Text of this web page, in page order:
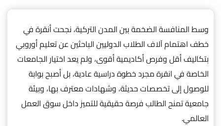
وسط المنافسة الضخمة بين المدن التركية، نجحت أنقرة في
خطف اهتمام آلاف الطلاب الدوليين الباحثين عن تعليم أوروبي
بتكاليف أقل وفرص أكاديمية أقوى، ولم يعد اختيار الجامعات
الخاصة في انقرة مجرد خطوة دراسية عادية، بل أصبح بوابة
للوصول إلى تخصصات حديثة، وشهادات معترف بها، وبيئة
جامعية تمنح الطالب فرصة حقيقية للتميز داخل سوق العمل
العالمي.